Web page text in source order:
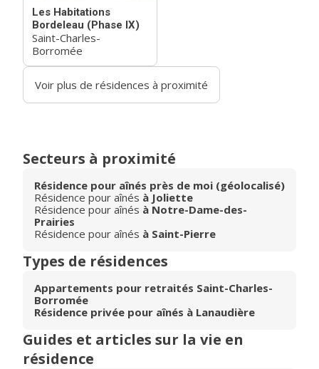
Les Habitations
Bordeleau (Phase IX)
Saint-Charles-
Borromée
Voir plus de résidences à proximité
Secteurs à proximité
Résidence pour aînés près de moi (géolocalisé)
Résidence pour aînés à Joliette
Résidence pour aînés à Notre-Dame-des-
Prairies
Résidence pour aînés à Saint-Pierre
Types de résidences
Appartements pour retraités Saint-Charles-
Borromée
Résidence privée pour aînés à Lanaudière
Guides et articles sur la vie en
résidence